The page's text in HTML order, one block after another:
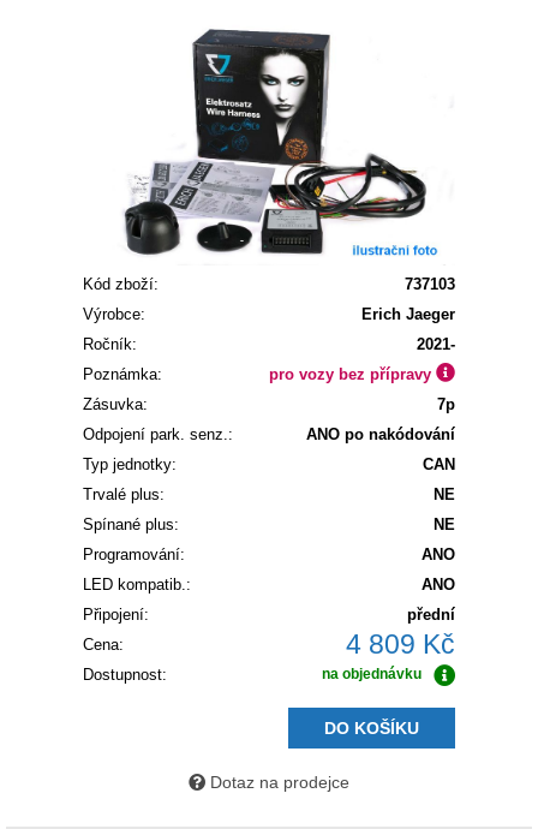
Kód zboží:
737103
Výrobce:
Erich Jaeger
Ročník:
2021-
Poznámka:
pro vozy bez přípravy
Zásuvka:
7p
Odpojení park. senz.:
ANO po nakódování
Typ jednotky:
CAN
Trvalé plus:
NE
Spínané plus:
NE
Programování:
ANO
LED kompatib.:
ANO
Připojení:
přední
Cena:
4 809 Kč
Dostupnost: na objednávku
DO KOŠÍKU
Dotaz na prodejce